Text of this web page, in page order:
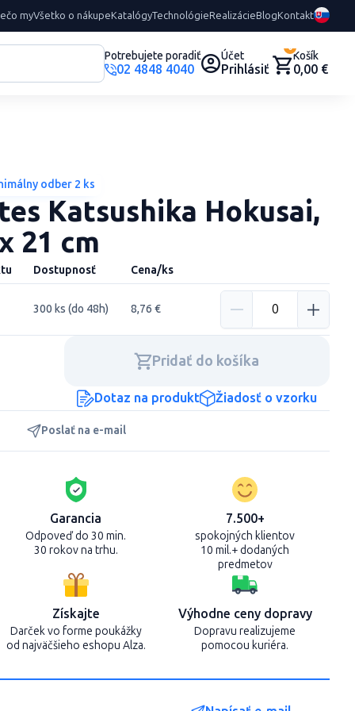
myVšetko o nákupeKatalógyTechnológieRealizácieBlogKontakt
Potrebujete poradiť
02 4848 4040
Účet
Prihlásiť
0
Košík
0,00 €
odber 2 ks
Katsushika Hokusai,
21 cm
Dostupnosť Cena/ks
300 ks (do 48h) 8,76 €
Pridať do košíka
Dotaz na produkt Žiadosť o vzorku
Poslať na e-mail
Garancia
Odpoveď do 30 min.
30 rokov na trhu.
7.500+
spokojných klientov
10 mil.+ dodaných
predmetov
Získajte
Darček vo forme poukážky
od najväčšieho eshopu Alza.
Výhodne ceny dopravy
Dopravu realizujeme
pomocou kuriéra.